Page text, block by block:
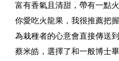
富有香氣且清甜，帶有一點
你愛吃火龍果，我很推薦把
為栽種者的心意會直接傳送
蔡米皓，選擇了和一般博士